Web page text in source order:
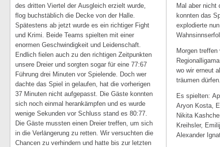
des dritten Viertel der Ausgleich erzielt wurde,
flog buchstäblich die Decke von der Halle.
Spätestens ab jetzt wurde es ein richtiger Fight
und Krimi. Beide Teams spielten mit einer
enormen Geschwindigkeit und Leidenschaft.
Endlich fielen auch zu den richtigen Zeitpunkten
unsere Dreier und sorgten sogar für eine 77:67
Führung drei Minuten vor Spielende. Doch wer
dachte das Spiel in gelaufen, hat die vorherigen
37 Minuten nicht aufgepasst. Die Gäste konnten
sich noch einmal herankämpfen und es wurde
wenige Sekunden vor Schluss stand es 80:77.
Die Gäste mussten einen Dreier treffen, um sich
in die Verlängerung zu retten. Wir versuchten die
Chancen zu verhindern und hatte bis zur letzten
Mal aber nicht
konnten das
explodierte
Morgen
wo wir erneut
träumen
Es spielten:
Aryon Kosta,
Nikita
Kreihsler,
Alexander